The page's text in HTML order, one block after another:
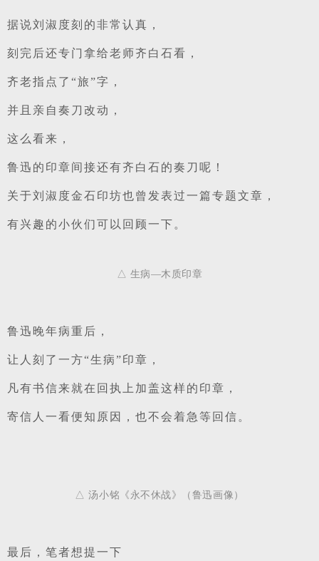
据说刘淑度刻的非常认真，
刻完后还专门拿给老师齐白石看，
齐老指点了“旅”字，
并且亲自 奏刀改动 ，
这么看来，
鲁迅的印章间接还有齐白石的奏刀 呢！
关于刘淑度金石印坊也曾发表过一篇专题文章，
有兴趣的小伙们可以回顾一下。
△ 生病—木质印章
鲁迅晚年病重后，
让人刻了一方“生病”印章，
凡有书信来就在回执上加盖这样的印章，
寄信人一看便知原因，也不会着急等回信。
△ 汤小铭《永不休战》（鲁迅画像）
最后，笔者想提一下